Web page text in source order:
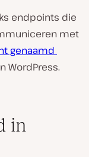
endpoints die
met
genaamd
WordPress.
in